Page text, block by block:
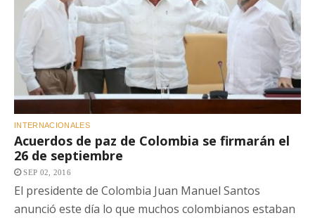
INTERNACIONALES
Acuerdos de paz de Colombia se firmarán el
26 de septiembre
SEP 02, 2016
El presidente de Colombia Juan Manuel Santos
anunció este día lo que muchos colombianos estaban